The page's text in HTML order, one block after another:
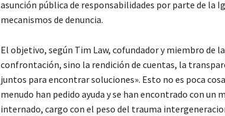
asunción pública de responsabilidades por parte de la
mecanismos de denuncia.
El objetivo, según Tim Law, cofundador y miembro de
confrontación, sino la rendición de cuentas, la
juntos para encontrar soluciones». Esto no es poca
menudo han pedido ayuda y se han encontrado con un
internado, cargo con el peso del trauma